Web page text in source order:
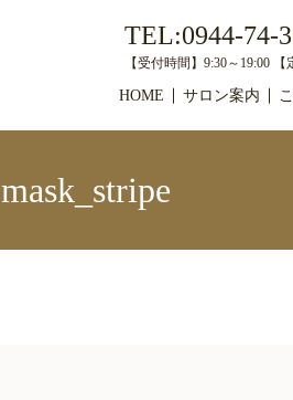
HOME サロン案内
TEL:0944-74-
【受付時間】9:30～19:00
mask_stripe